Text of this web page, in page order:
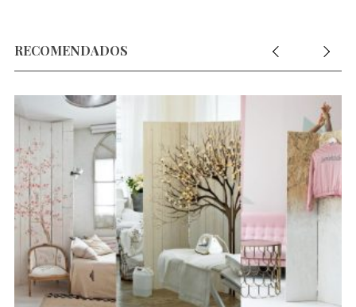
RECOMENDADOS